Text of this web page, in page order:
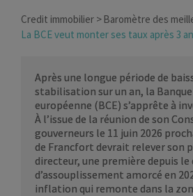
Credit immobilier
Baromètre des
La BCE veut monter ses taux après 3
Après une longue période de
stabilisation sur un an, la
européenne (BCE) s’apprête à
À l’issue de la réunion de son
gouverneurs le 11 juin 2026
de Francfort devrait relever son
directeur, une première depuis le
d’assouplissement amorcé en
inflation qui remonte dans la